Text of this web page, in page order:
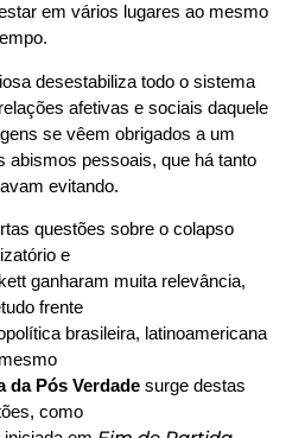
em vários lugares ao mesmo
desestabiliza todo o sistema
afetivas e sociais daquele
se vêem obrigados a um
abismos pessoais, que há tanto
evitando.
questões sobre o colapso
e
ganharam muita relevância,
frente
brasileira, latinoamericana
da Pós Verdadesurge destas
como